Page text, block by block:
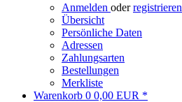
Anmelden oderregistrieren
Übersicht
Persönliche Daten
Adressen
Zahlungsarten
Bestellungen
Merkliste
Warenkorb 0 0,00 EUR *